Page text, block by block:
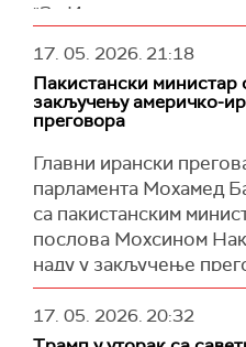
"За Иран време истиче
пожуре, брзо, или од
Време је од пресудног
Трамп на својој
Председник Трамп је
платформи Трутх
се види како наводно
ирански авион.
На видеу је приказан
заставом САД како
иранском заставом док
Трампа који говори: "
17. 05. 2026.21:18
Пакистански министар
закључењу америчко-
преговора
Главни ирански
парламента Мохамед
са пакистанским
послова Мохсином
наду у закључење
Сједињених
Калибаф је осудио
17. 05. 2026.20:32